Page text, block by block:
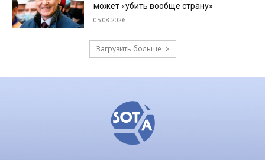
может «убить вообще страну»
05.08.2026
Загрузить больше